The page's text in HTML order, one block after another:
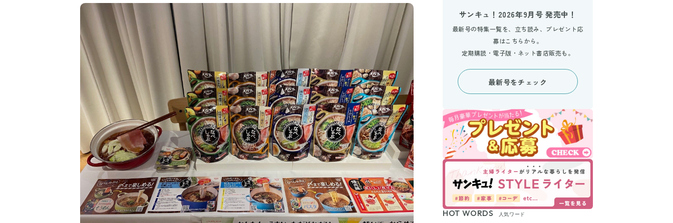
サンキュ！2026年9月号 発売中！
最新号の特集一覧を、立ち読み、プレゼント応
募はこちらから。
定期購読・電子版・ネット書店販売も。
最新号をチェック
HOT WORDS 人気ワード